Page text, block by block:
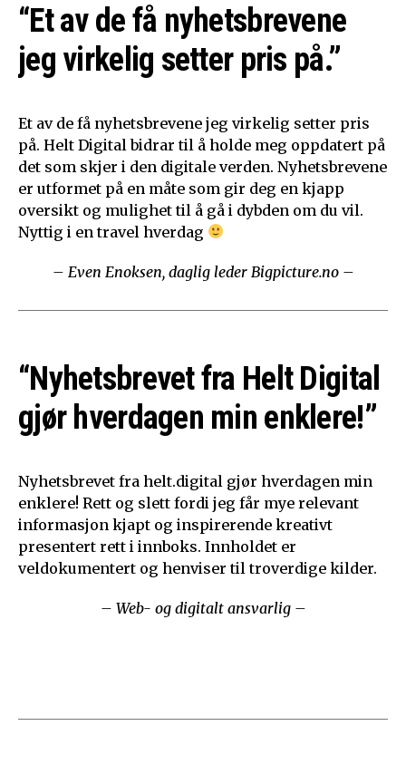
“Et av de få nyhetsbrevene
jeg virkelig setter pris på.”
Et av de få nyhetsbrevene jeg virkelig setter pris
på. Helt Digital bidrar til å holde meg oppdatert på
det som skjer i den digitale verden. Nyhetsbrevene
er utformet på en måte som gir deg en kjapp
oversikt og mulighet til å gå i dybden om du vil.
Nyttig i en travel hverdag
– Even Enoksen, daglig leder Bigpicture.no –
“Nyhetsbrevet fra Helt Digital
gjør hverdagen min enklere!”
Nyhetsbrevet fra helt.digital gjør hverdagen min
enklere! Rett og slett fordi jeg får mye relevant
informasjon kjapt og inspirerende kreativt
presentert rett i innboks. Innholdet er
veldokumentert og henviser til troverdige kilder.
– Web- og digitalt ansvarlig –